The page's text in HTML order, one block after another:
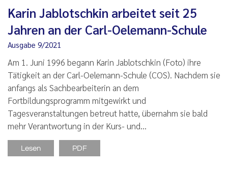
Karin Jablotschkin arbeitet seit 25
Jahren an der Carl-Oelemann-Schule
Ausgabe 9/2021
Am 1. Juni 1996 begann Karin Jablotschkin (Foto) ihre
Tätigkeit an der Carl-Oelemann-Schule (COS). Nachdem sie
anfangs als Sachbearbeiterin an dem
Fortbildungsprogramm mitgewirkt und
Tagesveranstaltungen betreut hatte, übernahm sie bald
mehr Verantwortung in der Kurs- und…
Lesen PDF